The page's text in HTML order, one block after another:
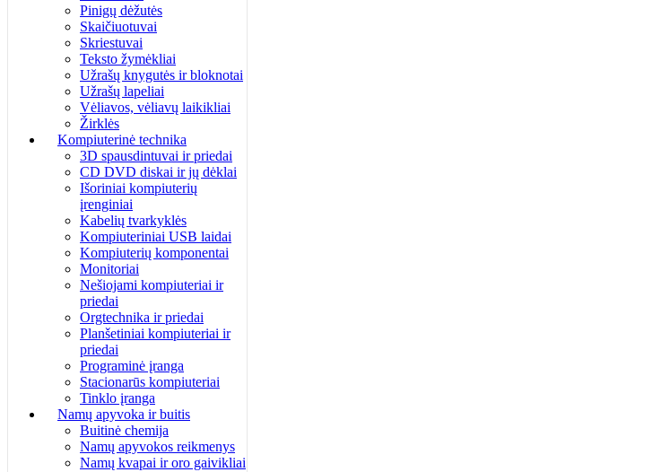
Pinigų dėžutės
Skaičiuotuvai
Skriestuvai
Teksto žymėkliai
Užrašų knygutės ir bloknotai
Užrašų lapeliai
Vėliavos, vėliavų laikikliai
Žirklės
Kompiuterinė technika
3D spausdintuvai ir priedai
CD DVD diskai ir jų dėklai
Išoriniai kompiuterių
įrenginiai
Kabelių tvarkyklės
Kompiuteriniai USB laidai
Kompiuterių komponentai
Monitoriai
Nešiojami kompiuteriai ir
priedai
Orgtechnika ir priedai
Planšetiniai kompiuteriai ir
priedai
Programinė įranga
Stacionarūs kompiuteriai
Tinklo įranga
Namų apyvoka ir buitis
Buitinė chemija
Namų apyvokos reikmenys
Namų kvapai ir oro gaivikliai